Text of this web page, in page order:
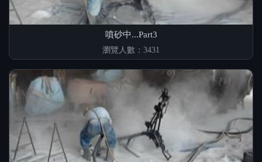
噴砂中...Part3
瀏覽人數：3431